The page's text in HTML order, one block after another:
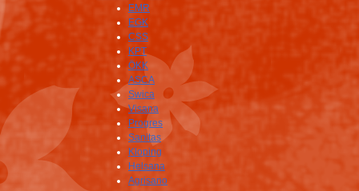
EMR
EGK
CSS
KPT
ÖKK
ASCA
Swica
Visana
Progres
Sanitas
Kloping
Helsana
Agrisano